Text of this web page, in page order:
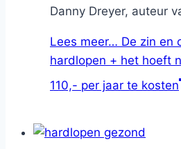
Danny Dreyer, auteur
Lees meer… De zin en
hardlopen + het hoeft
110,- per jaar te kosten